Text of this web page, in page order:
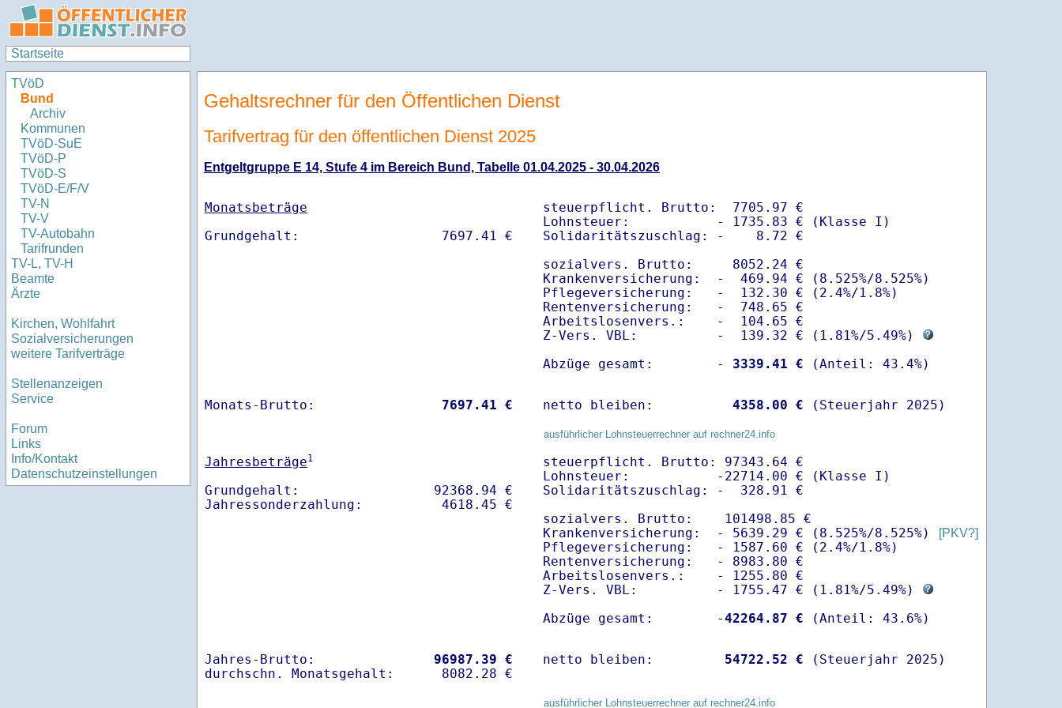
Startseite
TVöD
Bund
Archiv
Kommunen
TVöD-SuE
TVöD-P
TVöD-S
TVöD-E/F/V
TV-N
TV-V
TV-Autobahn
Tarifrunden
TV-L, TV-H
Beamte
Ärzte
Kirchen, Wohlfahrt
Sozialversicherungen
weitere Tarifverträge
Stellenanzeigen
Service
Forum
Links
Info/Kontakt
Datenschutzeinstellungen
Gehaltsrechner für den Öffentlichen Dienst
Tarifvertrag für den öffentlichen Dienst 2025
Entgeltgruppe E 14, Stufe 4 im Bereich Bund, Tabelle 01.04.2025 - 30.04.2026
Monatsbeträge
steuerpflicht. Brutto:  7705.97 €
Lohnsteuer:           - 1735.83 € (Klasse I)
Solidaritätszuschlag: -    8.72 €
sozialvers. Brutto:     8052.24 €
Krankenversicherung:  -  469.94 € (8.525%/8.525%)
Pflegeversicherung:   -  132.30 € (2.4%/1.8%)
Rentenversicherung:   -  748.65 €
Arbeitslosenvers.:    -  104.65 €
Z-Vers. VBL:          -  139.32 € ( 1.81%/5.49%)
Abzüge gesamt:        -
3339.41 €
Monats-Brutto: 7697.41 € netto bleiben: 4358.00 € (Steuerjahr 2025)
ausführlicher Lohnsteuerrechner auf rechner24.info
Jahresbeträge1
Grundgehalt:                 92368.94 €
steuerpflicht. Brutto: 97343.64 €
Lohnsteuer:           -22714.00 € (Klasse I)
Solidaritätszuschlag: -  328.91 €
sozialvers. Brutto:    101498.85 €
Krankenversicherung:  - 5639.29 € (8.525%/8.525%)
[PKV?]
Pflegeversicherung:   - 1587.60 € (2.4%/1.8%)
Rentenversicherung:   - 8983.80 €
Arbeitslosenvers.:    - 1255.80 €
Z-Vers. VBL:          - 1755.47 € ( 1.81%/5.49%)
Abzüge gesamt:        -42264.87 €
Jahres-Brutto: 96987.39 €
netto bleiben: 54722.52 € (Steuerjahr 2025)
ausführlicher Lohnsteuerrechner auf rechner24.info